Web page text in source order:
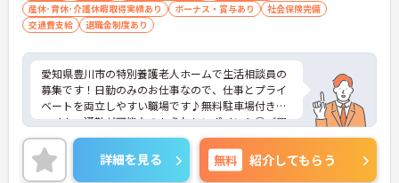
産休･育休･介護休暇取得実績あり
ボーナス・賞与あり
社会保険完備
交通費支給
退職金制度あり
愛知県豊川市の特別養護老人ホームで生活相談員の
募集です！日勤のみのお仕事なので、仕事とプライ
ベートを両立しやすい職場です♪無料駐車場付きで
マイカー通勤が可能なのもうれしいポイント◎ご興
味のある方は、面接ポイントをお伝えしますので、
お気軽にご連絡ください。
詳細を見る 無料 紹介してもらう